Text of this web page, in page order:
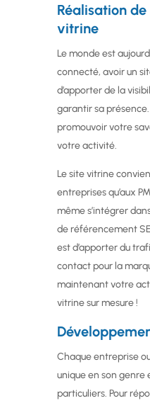
Réalisation
vitrine
Le monde est
connecté, avoir un
d’apporter de la
garantir sa
promouvoir votre
votre activité.
Le site vitrine
entreprises qu’aux
même s’intégrer
de référencement
est d’apporter du
contact pour la
maintenant votre
vitrine sur mesure !
Chaque entreprise
unique en son genre
particuliers. Pour